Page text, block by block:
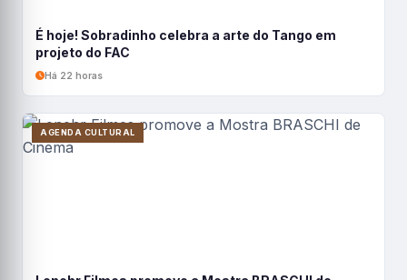
É hoje! Sobradinho celebra a arte do Tango em
projeto do FAC
Há 22 horas
AGENDA CULTURAL